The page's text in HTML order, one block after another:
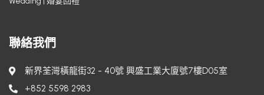
聯絡我們
新界荃灣橫龍街32 - 40號 興盛工業大廈號7樓D05室
+852 5598 2983